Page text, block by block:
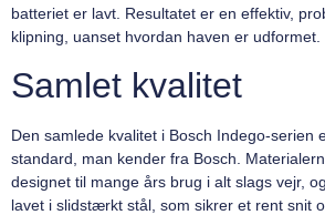
batteriet er lavt. Resultatet er en effektiv,
klipning, uanset hvordan haven er udformet.
Samlet kvalitet
Den samlede kvalitet i Bosch Indego-
standard, man kender fra Bosch.
designet til mange års brug i alt slags vejr,
lavet i slidstærkt stål, som sikrer et rent snit